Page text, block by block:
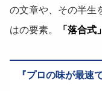
の文章や、その半生
はの要素。
「落合式
プロの味が最速